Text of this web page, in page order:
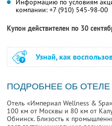
Информацию по условиям
компании: +7 (910) 545-98-00
Купон действителен по 30
Узнай, как
ПОДРОБНЕЕ ОБ ОТЕЛЕ
Отель «Империал Wellness &
100 км от Москвы и 80 км от
Обнинск. Близость к